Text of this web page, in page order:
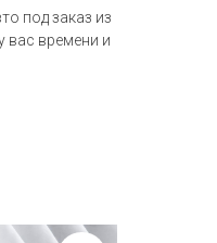
под заказ из
вас времени и